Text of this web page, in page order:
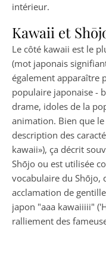
intérieur.
Kawaii et
Le côté kawaii est le
(mot japonais
également apparaître
populaire japonaise -
drame, idoles de la
animation. Bien que
description des
kawaii»), ça décrit
Shōjo ou est utilisée
vocabulaire du Shōjo,
acclamation de
japon "aaa kawaiiiii"
ralliement des